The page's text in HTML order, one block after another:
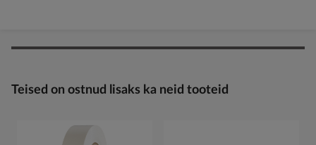
Teised on ostnud lisaks ka neid tooteid